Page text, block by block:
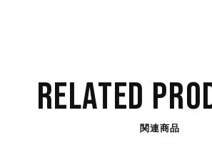
RELATED
関連商品